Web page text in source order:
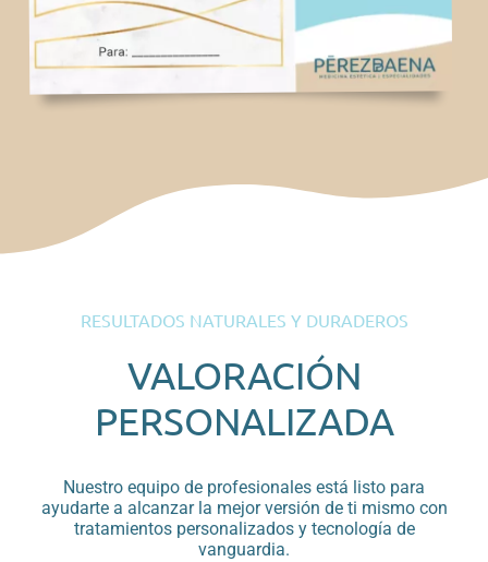
RESULTADOS NATURALES Y DURADEROS
VALORACIÓN
PERSONALIZADA
Nuestro equipo de profesionales está listo para
ayudarte a alcanzar la mejor versión de ti mismo con
tratamientos personalizados y tecnología de
vanguardia.